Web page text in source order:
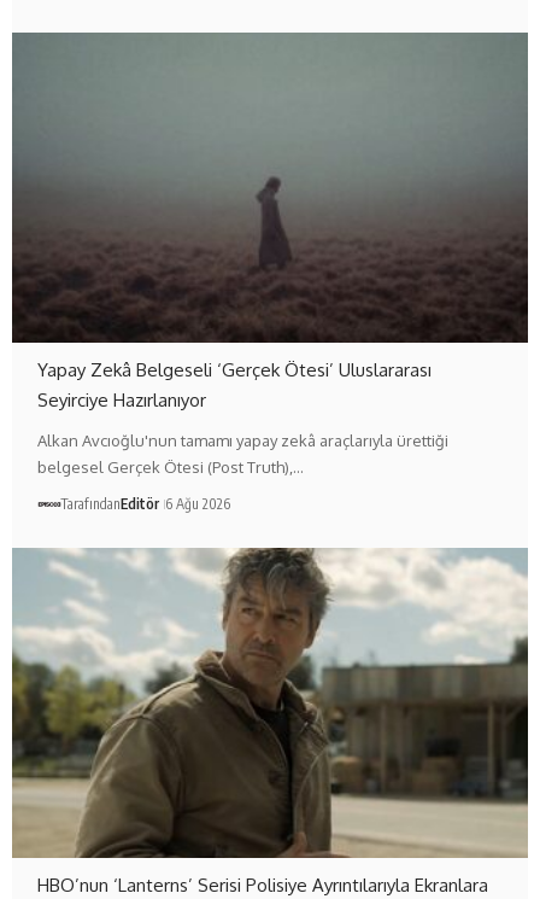
Yapay Zekâ Belgeseli ‘Gerçek Ötesi’ Uluslararası
Seyirciye Hazırlanıyor
Alkan Avcıoğlu'nun tamamı yapay zekâ araçlarıyla ürettiği
belgesel Gerçek Ötesi (Post Truth),…
TarafındanEditör 6 Ağu 2026
HBO’nun ‘Lanterns’ Serisi Polisiye Ayrıntılarıyla Ekranlara